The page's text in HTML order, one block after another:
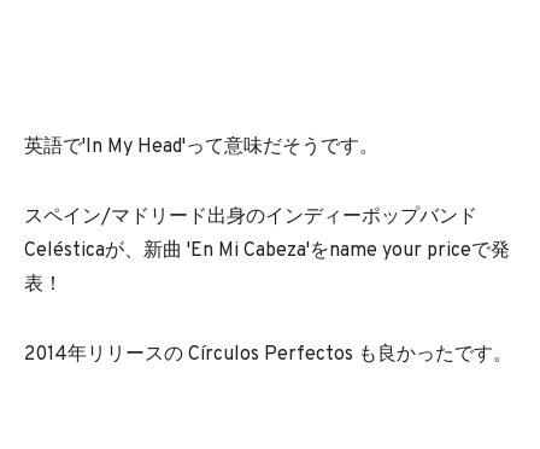
英語で'In My Head'って意味だそうです。
スペイン/マドリード出身のインディーポップバンド
Celésticaが、新曲 'En Mi Cabeza'をname your priceで発
表！
2014年リリースの Círculos Perfectos も良かったです。